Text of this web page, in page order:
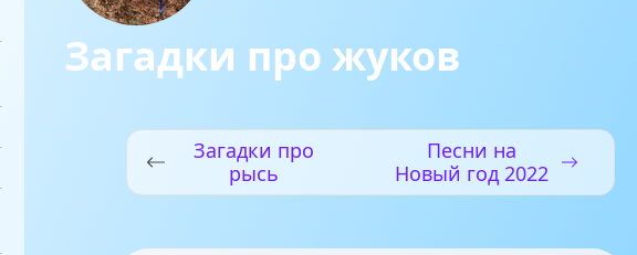
Загадки про жуков
Загадки про
рысь
Песни на
Новый год 2022